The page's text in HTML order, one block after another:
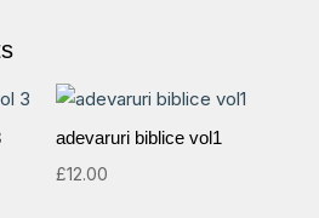
adevaruri biblice vol1
£12.00